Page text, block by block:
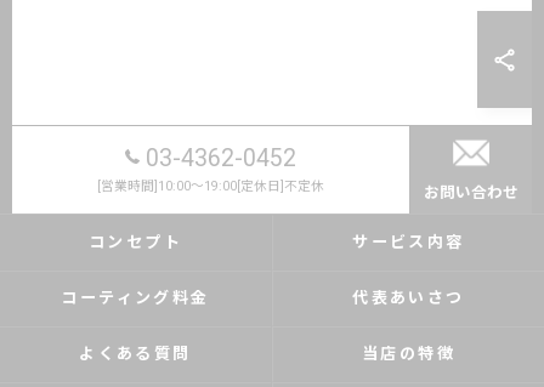
03-4362-0452
[営業時間]10:00～19:00[定休日]不定休 お問い合わせ
コンセプト サービス内容
コーティング料金 代表あいさつ
よくある質問 当店の特徴